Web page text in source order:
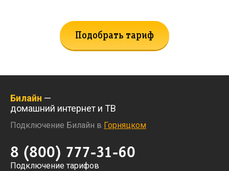
Подобрать тариф
Билайн —
домашний интернет и ТВ
Подключение Билайн в Горняцком
8 (800) 777-31-60
Подключение тарифов